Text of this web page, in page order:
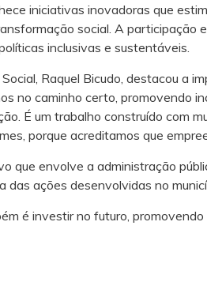
iniciativas inovadoras que
social. A participação
inclusivas e sustentáveis.
Raquel Bicudo, destacou a
no caminho certo, promovendo
É um trabalho construído com
porque acreditamos que
que envolve a administração
ações desenvolvidas no
é investir no futuro,